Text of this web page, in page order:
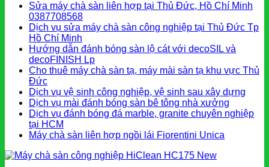
Sửa máy chà sàn liên hợp tại Thủ Đức, Hồ Chí Minh
0387708568
Dịch vụ sửa máy chà sàn công nghiệp tại Thủ Đức Tp
Hồ Chí Minh
Hướng dẫn đánh bóng sàn lộ cát với decoSIL và
decoFINISH Lp
Cho thuê máy chà sàn tạ, máy mài sàn tạ khu vực Thủ
Đức
Dịch vụ vệ sinh công nghiệp, vệ sinh sau xây dựng
Dịch vụ mài đánh bóng sàn bê tông nhà xưởng
Dịch vụ đánh bóng đá marble, granite chuyên nghiệp
tại HCM
Máy chà sàn liên hợp ngồi lái Fiorentini Unica